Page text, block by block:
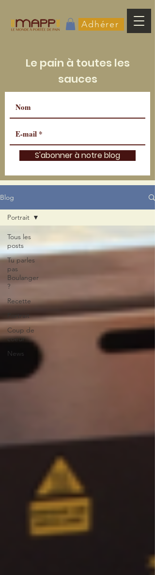
Adhérer
Le pain à toutes les
sauces
S'abonner à notre blog
Blog
Tous les
posts
Tu parles
pas
Boulanger
?
Recette
Portrait
Coup de
coeur
News
Portrait